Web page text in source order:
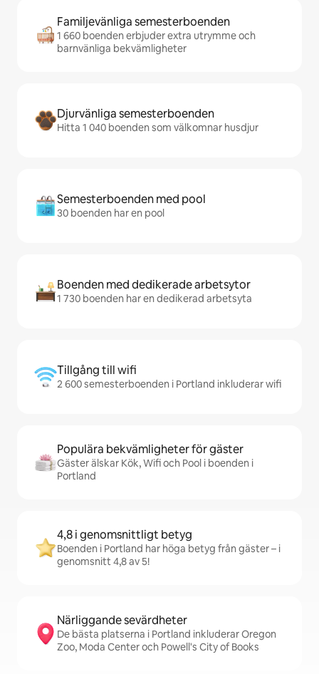
Familjevänliga semesterboenden
1 660 boenden erbjuder extra utrymme och
barnvänliga bekvämligheter
Djurvänliga semesterboenden
Hitta 1 040 boenden som välkomnar husdjur
Semesterboenden med pool
30 boenden har en pool
Boenden med dedikerade arbetsytor
1 730 boenden har en dedikerad arbetsyta
Tillgång till wifi
2 600 semesterboenden i Portland inkluderar wifi
Populära bekvämligheter för gäster
Gäster älskar Kök, Wifi och Pool i boenden i
Portland
4,8 i genomsnittligt betyg
Boenden i Portland har höga betyg från gäster – i
genomsnitt 4,8 av 5!
Närliggande sevärdheter
De bästa platserna i Portland inkluderar Oregon
Zoo, Moda Center och Powell's City of Books